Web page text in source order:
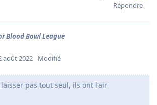
Répondre
Blood Bowl League
août 2022 Modifié
pas tout seul, ils ont l'air